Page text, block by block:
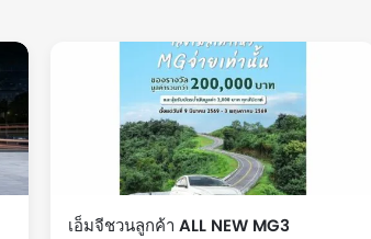
เอ็มจีชวนลูกค้า ALL NEW MG3